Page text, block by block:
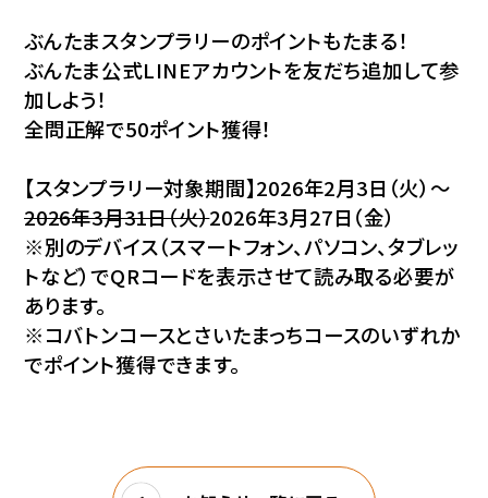
ぶんたまスタンプラリーのポイントもたまる！
ぶんたま公式LINEアカウントを友だち追加して参
加しよう！
全問正解で50ポイント獲得！
【スタンプラリー対象期間】2026年2月3日（火）～
2026年3月31日（火）2026年3月27日（金）
※別のデバイス（スマートフォン、パソコン、タブレッ
トなど）でQRコードを表示させて読み取る必要が
あります。
※コバトンコースとさいたまっちコースのいずれか
でポイント獲得できます。